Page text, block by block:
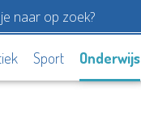
Sport Onderwijs